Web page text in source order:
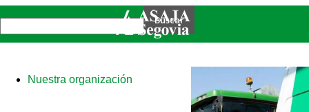
Nuestra organización